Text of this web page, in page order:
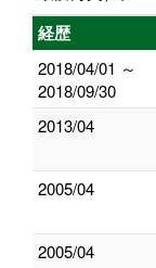
経歴
2018/04/01 ～
2018/09/30
2013/04
2005/04
2005/04